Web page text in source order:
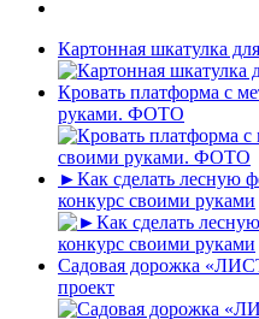
Картонная шкатулка
Кровать платформа с
руками. ФОТО
►Как сделать лесную
конкурс своими руками
Садовая дорожка
проект